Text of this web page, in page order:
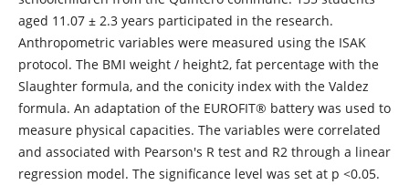
aged 11.07 ± 2.3 years participated in the research.
Anthropometric variables were measured using the ISAK
protocol. The BMI weight / height2, fat percentage with the
Slaughter formula, and the conicity index with the Valdez
formula. An adaptation of the EUROFIT® battery was used to
measure physical capacities. The variables were correlated
and associated with Pearson's R test and R2 through a linear
regression model. The significance level was set at p <0.05.